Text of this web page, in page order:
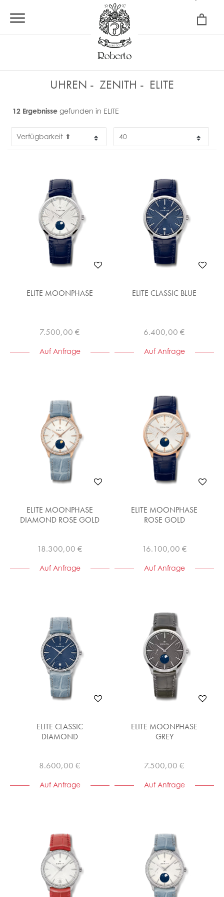
×
UHREN ZENITH ELITE
12 Ergebnisse gefunden in ELITE
ELITE MOONPHASE
7.500,00 €
Auf Anfrage
ELITE CLASSIC BLUE
6.400,00 €
Auf Anfrage
ELITE MOONPHASE
DIAMOND ROSE GOLD
18.300,00 €
Auf Anfrage
ELITE MOONPHASE
ROSE GOLD
16.100,00 €
Auf Anfrage
ELITE CLASSIC
DIAMOND
8.600,00 €
Auf Anfrage
ELITE MOONPHASE
GREY
7.500,00 €
Auf Anfrage